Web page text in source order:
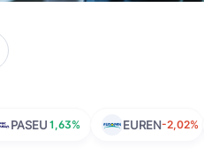
PASEU 1,63% EUREN-2,02%